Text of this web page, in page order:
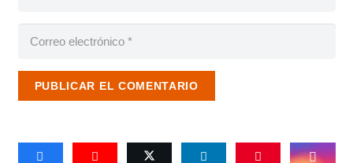
PUBLICAR EL COMENTARIO